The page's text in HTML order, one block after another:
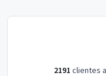
2191 clientes